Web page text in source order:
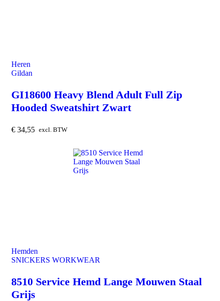
Heren
Gildan
GI18600 Heavy Blend Adult Full Zip
Hooded Sweatshirt Zwart
€ 34,55 excl. BTW
Hemden
SNICKERS WORKWEAR
8510 Service Hemd Lange Mouwen Staal
Grijs